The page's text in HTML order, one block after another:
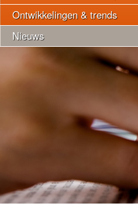
Ontwikkelingen & trends
Nieuws